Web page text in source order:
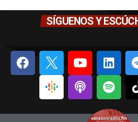
SÍGUENOS Y